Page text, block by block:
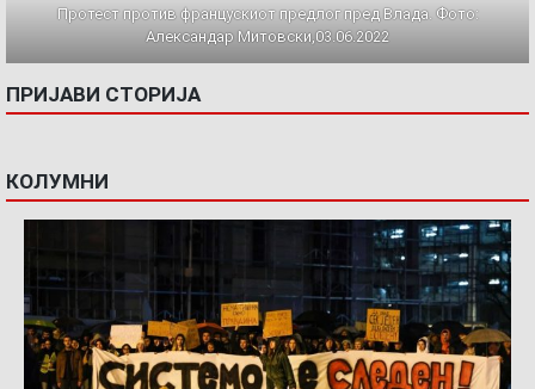
Протест против францускиот предлог пред Влада. Фото:
Александар Митовски,03.06.2022
ПРИЈАВИ СТОРИЈА
КОЛУМНИ